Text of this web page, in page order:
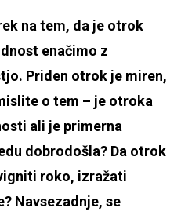
na tem, da je otrok
enačimo z
Priden otrok je miren,
o tem – je otroka
ali je primerna
dobrodošla? Da otrok
roko, izražati
Navsezadnje, se